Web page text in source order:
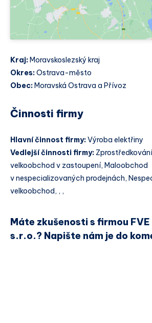
Kraj: Moravskoslezský kraj
Okres:Ostrava-město
Obec: Moravská Ostrava a Přívoz
Činnosti firmy
Hlavní činnost firmy:Výroba elektřiny
Vedlejší činnosti firmy:
velkoobchod v zastoupení, Maloobchod
v nespecializovaných prodejnách,
velkoobchod, , ,
Máte zkušenosti s firmou FVE
s.r.o.? Napište nám je do